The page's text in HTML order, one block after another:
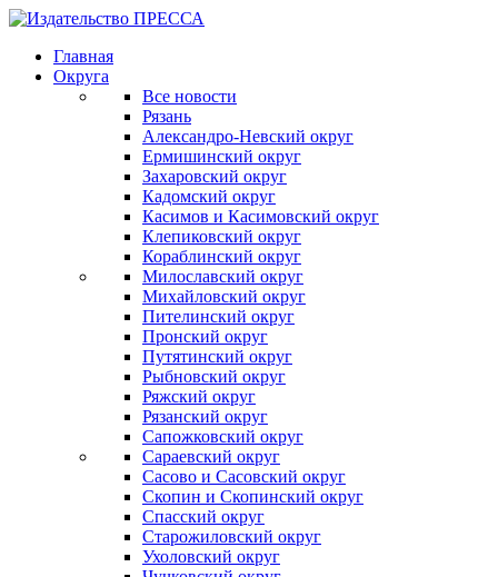
Главная
Округа
Все новости
Рязань
Александро-Невский округ
Ермишинский округ
Захаровский округ
Кадомский округ
Касимов и Касимовский округ
Клепиковский округ
Кораблинский округ
Милославский округ
Михайловский округ
Пителинский округ
Пронский округ
Путятинский округ
Рыбновский округ
Ряжский округ
Рязанский округ
Сапожковский округ
Сараевский округ
Сасово и Сасовский округ
Скопин и Скопинский округ
Спасский округ
Старожиловский округ
Ухоловский округ